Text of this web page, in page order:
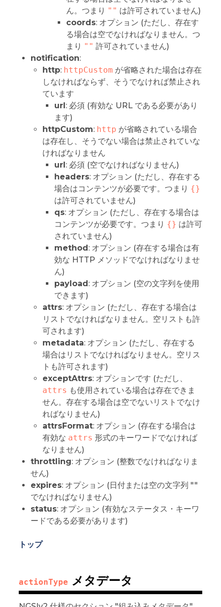
ん。つまり "" は許可されていません)
coords: オプション (ただし、存在す
る場合は空でなければなりません。つ
まり "" 許可されていません)
notification:
http: httpCustom が省略された場合は存在
しなければならず、そうでなければ禁止され
ています
url: 必須 (有効な URL である必要があり
ます)
httpCustom: http が省略されている場合
は存在し、そうでない場合は禁止されていな
ければなりません
url: 必須 (空でなければなりません)
headers: オプション (ただし、存在する
場合はコンテンツが必要です。つまり {}
は許可されていません)
qs: オプション (ただし、存在する場合は
コンテンツが必要です。つまり {} は許可
されていません)
method: オプション (存在する場合は有
効な HTTP メソッドでなければなりませ
ん)
payload: オプション (空の文字列を使用
できます)
attrs: オプション (ただし、存在する場合は
リストでなければなりません。空リストも許
可されます)
metadata: オプション (ただし、存在する
場合はリストでなければなりません。空リス
トも許可されます)
exceptAttrs: オプションです (ただし、
attrs も使用されている場合は存在できま
せん。存在する場合は空でないリストでなけ
ればなりません)
attrsFormat: オプション (存在する場合は
有効な attrs 形式のキーワードでなければ
なりません)
throttling: オプション (整数でなければなりま
せん)
expires: オプション (日付または空の文字列 ""
でなければなりません)
status: オプション (有効なステータス・キーワ
ードである必要があります)
トップ
actionType メタデータ